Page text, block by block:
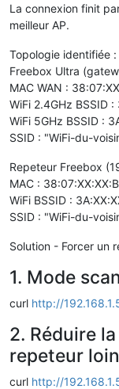
La connexion finit
meilleur AP.
Topologie identifiée :
Freebox Ultra
MAC WAN :
WiFi 2.4GHz BSSID
WiFi 5GHz BSSID :
SSID : "WiFi-du-
Repeteur Freebox
MAC :
WiFi BSSID :
SSID : "WiFi-du-
Solution - Forcer un
1. Mode
curl http://
2. Réduire
repeteur
curl http://